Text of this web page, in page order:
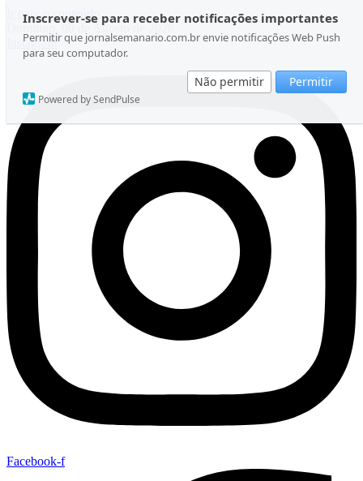
Inscrever-se para receber notificações importantes
Permitir que jornalsemanario.com.br envie notificações Web Push
para seu computador.
Não permitir Permitir
Powered by SendPulse
Ir para o conteúdo
Domingo, 09 de Agosto de 2026
Instagram
Facebook-f